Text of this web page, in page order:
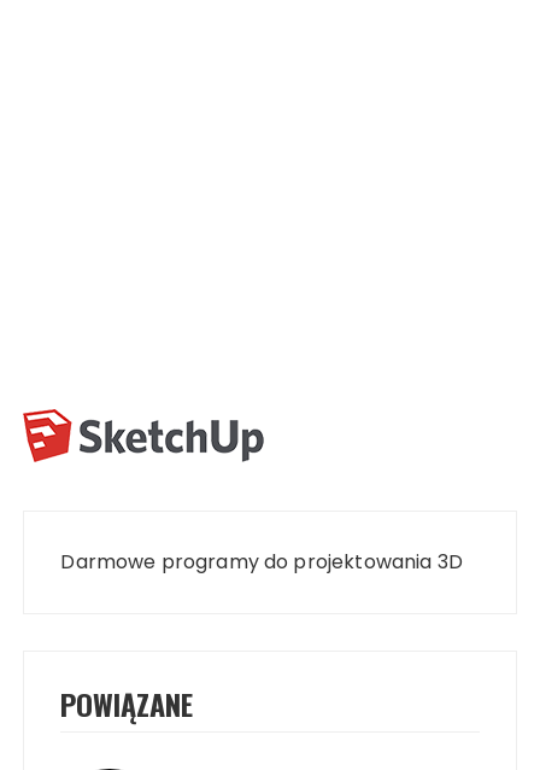
wpisu
Darmowe programy do projektowania 3D
POWIĄZANE